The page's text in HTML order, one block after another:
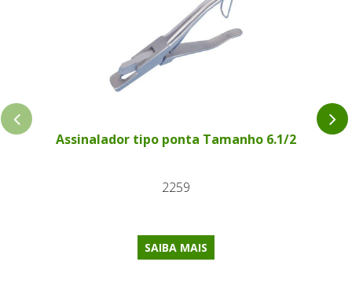
Assinalador tipo ponta Tamanho 6.1/2
2259
SAIBA MAIS